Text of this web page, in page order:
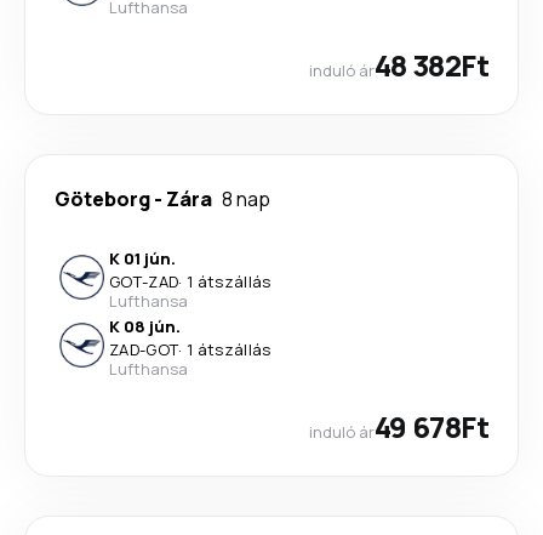
Lufthansa
induló ár48 382Ft
Göteborg- Zára 8 nap
K 01 jún.
GOT-ZAD· 1 átszállás
Lufthansa
K 08 jún.
ZAD-GOT· 1 átszállás
Lufthansa
induló ár49 678Ft